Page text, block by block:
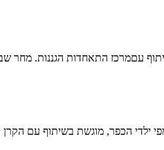
עםמרכז התאחדות הגננות. מחר
ילדי הכפר, מוגשת בשיתוף עם